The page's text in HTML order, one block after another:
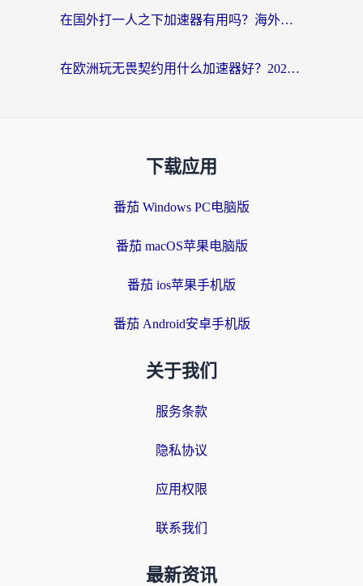
在国外打一人之下加速器有用吗？海外党国服游戏畅玩全攻略
在欧洲玩无畏契约用什么加速器好？2026海外党亲测有效指南
下载应用
番茄 Windows PC电脑版
番茄 macOS苹果电脑版
番茄 ios苹果手机版
番茄 Android安卓手机版
关于我们
服务条款
隐私协议
应用权限
联系我们
最新资讯